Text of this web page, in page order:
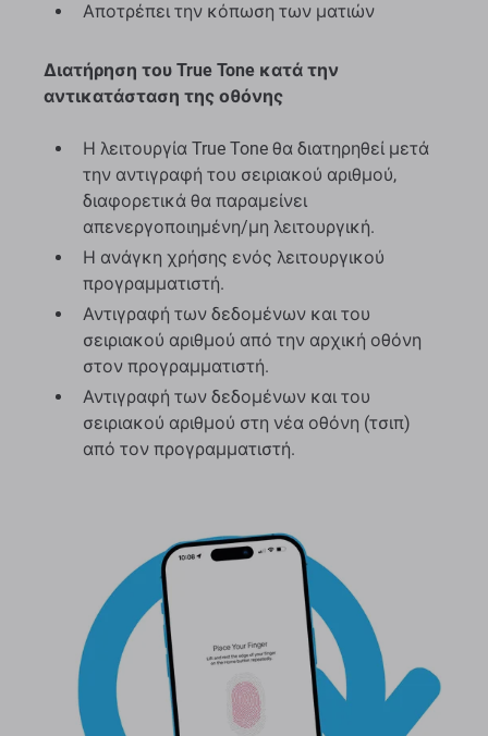
Αποτρέπει την κόπωση των ματιών
Διατήρηση του True Tone κατά την
αντικατάσταση της οθόνης
Η λειτουργία True Tone θα διατηρηθεί μετά
την αντιγραφή του σειριακού αριθμού,
διαφορετικά θα παραμείνει
απενεργοποιημένη/μη λειτουργική.
Η ανάγκη χρήσης ενός λειτουργικού
προγραμματιστή.
Αντιγραφή των δεδομένων και του
σειριακού αριθμού από την αρχική οθόνη
στον προγραμματιστή.
Αντιγραφή των δεδομένων και του
σειριακού αριθμού στη νέα οθόνη (τσιπ)
από τον προγραμματιστή.